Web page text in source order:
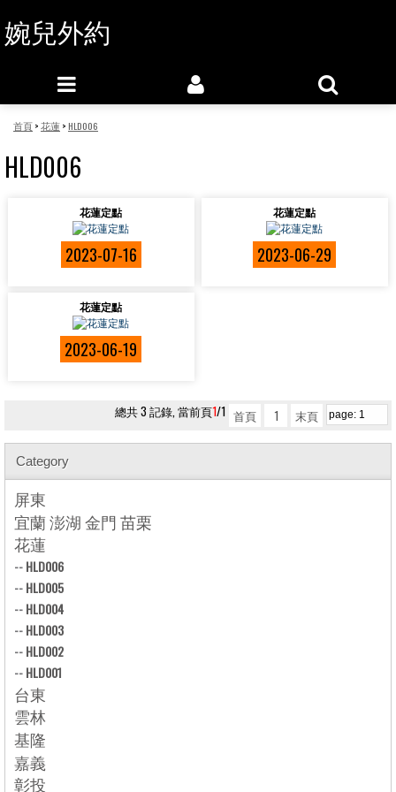
婉兒外約
首頁>花蓮>HLD006
HLD006
花蓮定點
2023-07-16
花蓮定點
2023-06-29
花蓮定點
2023-06-19
總共 3 記錄, 當前頁1/1 首頁 1 末頁
Category
屏東
宜蘭 澎湖 金門 苗栗
花蓮
--HLD006
--HLD005
--HLD004
--HLD003
--HLD002
--HLD001
台東
雲林
基隆
嘉義
彰投